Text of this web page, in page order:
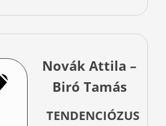
Novák Attila –
Biró Tamás
TENDENCIÓZUS